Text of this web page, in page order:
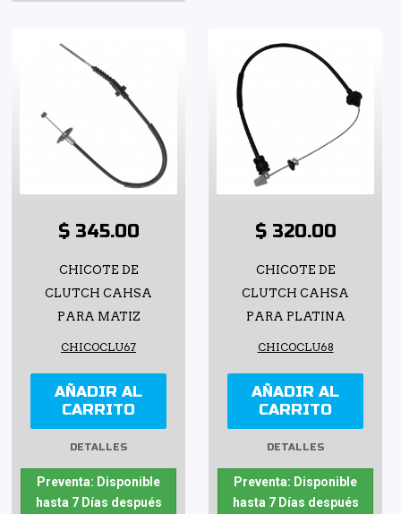
$ 345.00
CHICOTE DE
CLUTCH CAHSA
PARA MATIZ
CHICOCLU67
AÑADIR AL
CARRITO
DETALLES
Preventa: Disponible
hasta 7 Días después
$ 320.00
CHICOTE DE
CLUTCH CAHSA
PARA PLATINA
CHICOCLU68
AÑADIR AL
CARRITO
DETALLES
Preventa: Disponible
hasta 7 Días después